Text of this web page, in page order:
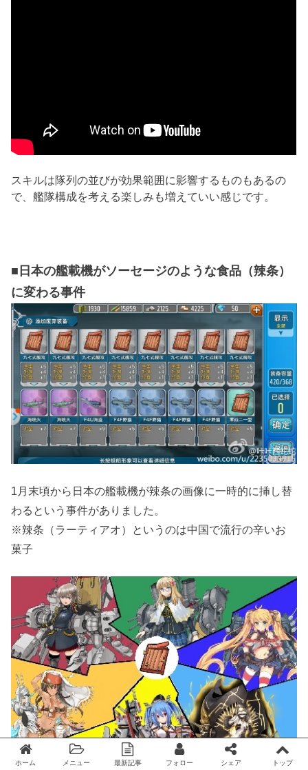
スキルは隊列の並びが効果範囲に影響するものもあるの
で、艦隊構成を考える楽しみも増えていい感じです。
■日本の艦載機がソーセージのような食品（辣条）
に変わる事件
1月末頃から日本の艦載機が辣条の画像に一時的に挿し替
わるという事件がありました。
※辣条（ラーティアオ）というのは中国で流行の辛いお
菓子
ホーム メニュー 最新記事 フォロー シェア トップ
Twitter facebook